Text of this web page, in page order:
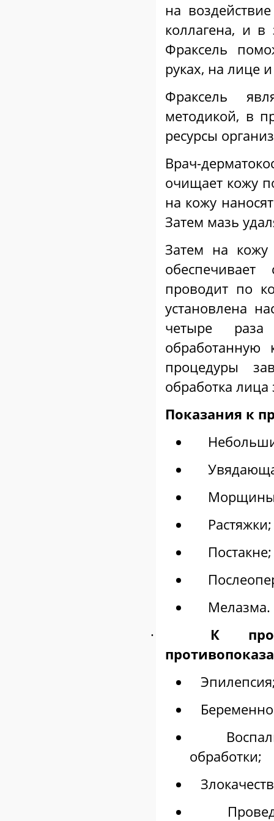
на
коллагена, и в
Фраксель
руках, на лице
Фраксель
методикой, в
ресурсы
Врач-
очищает кожу
на кожу
Затем мазь
Затем на кожу
проводит по
установлена
четыре
процедуры
обработка
Показания к
Растяжки;
Постакне;
Мелазма.
·
К
обработки;
Пр